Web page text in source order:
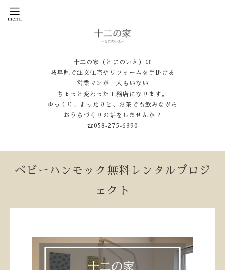
十二の家（とにのいえ）は
岐阜県で注文住宅やリフォームを手掛ける
営業マンが一人もいない
ちょっと変わった工務店になります。
ゆっくり、まったりと、お茶でも飲みながら
おうちづくりの話をしませんか？
☎058‐275‐6390
ベビーハンモック無料レンタルプロジ
ェクト